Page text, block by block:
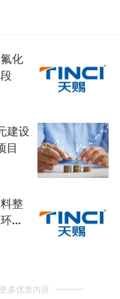
化
建设
目
整
增
多优质内容